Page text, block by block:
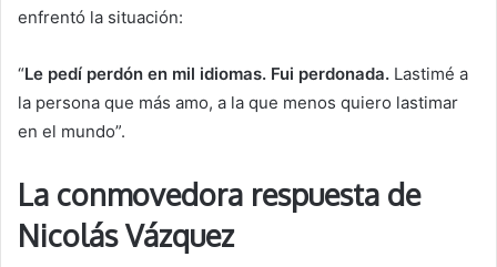
enfrentó la situación:
“Le pedí perdón en mil idiomas. Fui perdonada. Lastimé a
la persona que más amo, a la que menos quiero lastimar
en el mundo”.
La conmovedora respuesta de
Nicolás Vázquez